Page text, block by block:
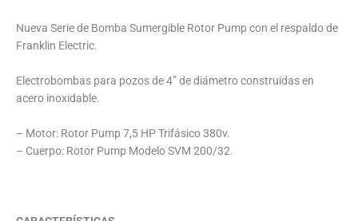
Nueva Serie de Bomba Sumergible Rotor Pump con el respaldo de
Franklin Electric.
Electrobombas para pozos de 4” de diámetro construidas en
acero inoxidable.
– Motor: Rotor Pump 7,5 HP Trifásico 380v.
– Cuerpo: Rotor Pump Modelo SVM 200/32.